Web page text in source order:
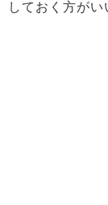
しておく方が